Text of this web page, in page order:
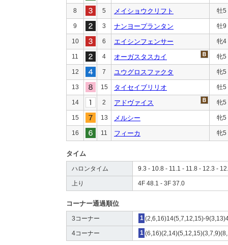
8 5 メイショウクリフト 牡5
9 3 ナンヨープランタン 牡9
10 6 エイシンフェンサー 牝4
11 4 オーガスタスカイ 牝5
12 7 ユウグロスファクタ 牝5
13 15 タイセイブリリオ 牡5
14 2 アドヴァイス 牝5
15 13 メルシー 牝5
16 11 フィーカ 牝5
タイム
ハロンタイム 9.3 - 10.8 - 11.1 - 11.8 - 12.3 -
上り 4F 48.1 - 3F 37.0
コーナー通過順位
3コーナー 1 (2,6,16)14(5,7,12,15)-
4コーナー 1